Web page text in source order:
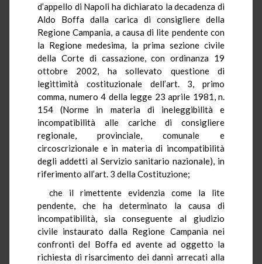
d’appello di Napoli ha dichiarato la decadenza di
Aldo Boffa dalla carica di consigliere della
Regione Campania, a causa di lite pendente con
la Regione medesima, la prima sezione civile
della Corte di cassazione, con ordinanza 19
ottobre 2002, ha sollevato questione di
legittimità costituzionale dell’art. 3, primo
comma, numero 4 della legge 23 aprile 1981, n.
154 (Norme in materia di ineleggibilità e
incompatibilità alle cariche di consigliere
regionale, provinciale, comunale e
circoscrizionale e in materia di incompatibilità
degli addetti al Servizio sanitario nazionale), in
riferimento all’art. 3 della Costituzione;
che il rimettente evidenzia come la lite
pendente, che ha determinato la causa di
incompatibilità, sia conseguente al giudizio
civile instaurato dalla Regione Campania nei
confronti del Boffa ed avente ad oggetto la
richiesta di risarcimento dei danni arrecati alla